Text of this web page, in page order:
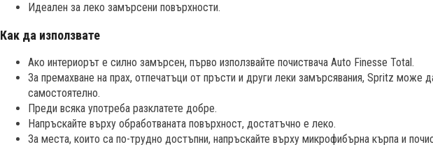
Идеален за леко замърсени повърхности.
Как да използвате
Ако интериорът е силно замърсен, първо използвайте почиствача Auto Finesse Total.
За премахване на прах, отпечатъци от пръсти и други леки замърсявания, Spritz може
самостоятелно.
Преди всяка употреба разклатете добре.
Напръскайте върху обработваната повърхност, достатъчно е леко.
За места, които са по-трудно достъпни, напръскайте върху микрофибърна кърпа и